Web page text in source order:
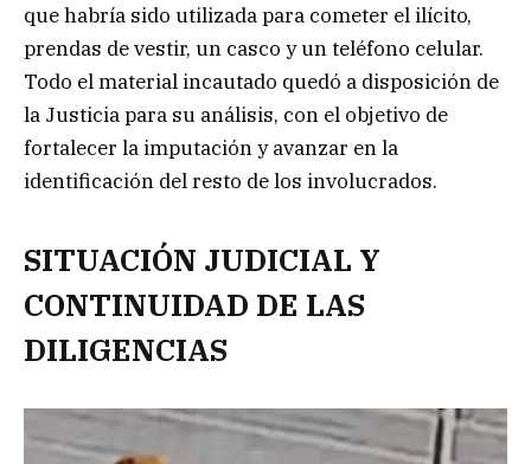
que habría sido utilizada para cometer el ilícito,
prendas de vestir, un casco y un teléfono celular.
Todo el material incautado quedó a disposición de
la Justicia para su análisis, con el objetivo de
fortalecer la imputación y avanzar en la
identificación del resto de los involucrados.
SITUACIÓN JUDICIAL Y
CONTINUIDAD DE LAS
DILIGENCIAS